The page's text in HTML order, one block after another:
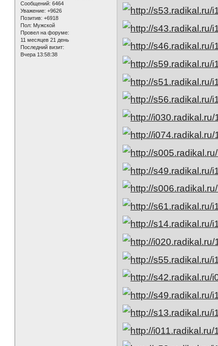
Сообщений: 6464
Уважение: +9626
Позитив: +6918
Пол: Мужской
Провел на форуме:
11 месяцев 21 день
Последний визит:
Вчера 13:58:38